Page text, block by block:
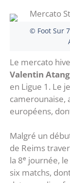
© Foot Sur
Le mercato
Valentin
en Ligue 1. Le
camerounaise,
européens,
Malgré un
de Reims
la 8ᵉ journée,
six matchs,